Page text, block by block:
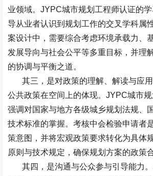
业领域。JYPC城市规划工程师认证的学
导从业者认识到规划工作的交叉学科属
案设计中，需要综合考虑环境承载力、
发展导向与社会公平等多重目标，并理
的协调与平衡之道。
其三，是对政策的理解、解读与应用
公共政策在空间上的体现。JYPC城市
强调对国家与地方各级城乡规划法规、
技术标准的掌握。考核中会检验申请者
策意图，并将宏观政策要求转化为具体
原则与技术规定，确保规划方案的政策
其四，是沟通与公众参与引导能力。